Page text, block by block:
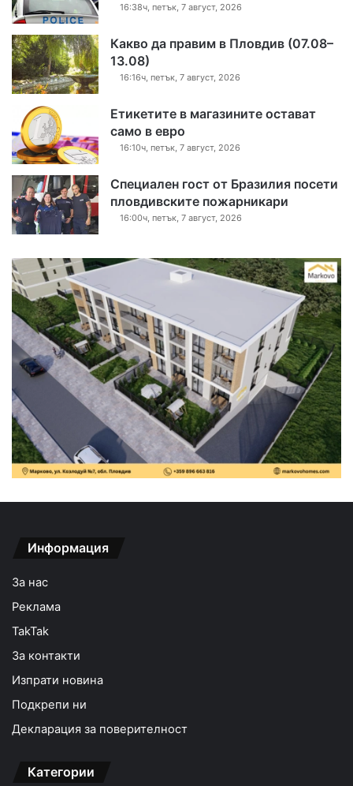
16:38ч, петък, 7 август, 2026
Какво да правим в Пловдив (07.08–
13.08)
16:16ч, петък, 7 август, 2026
Етикетите в магазините остават
само в евро
16:10ч, петък, 7 август, 2026
Специален гост от Бразилия посети
пловдивските пожарникари
16:00ч, петък, 7 август, 2026
Информация
За нас
Реклама
TakTak
За контакти
Изпрати новина
Подкрепи ни
Декларация за поверителност
Категории